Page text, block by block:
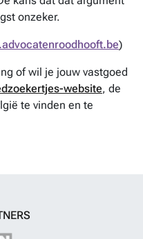
onzeker.
)
of wil je jouw vastgoed
website, de
te vinden en te